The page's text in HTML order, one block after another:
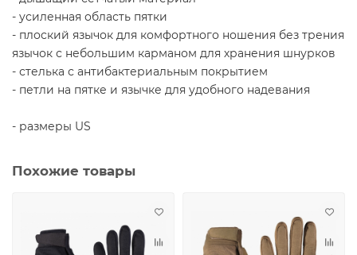
- усиленная область пятки
- плоский язычок для комфортного ношения без трения
язычок с небольшим карманом для хранения шнурков
- стелька с антибактериальным покрытием
- петли на пятке и язычке для удобного надевания
- размеры US
Похожие товары